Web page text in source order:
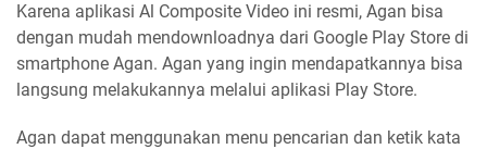
Karena aplikasi Al Composite Video ini resmi, Agan bisa
dengan mudah mendownloadnya dari Google Play Store di
smartphone Agan. Agan yang ingin mendapatkannya bisa
langsung melakukannya melalui aplikasi Play Store.
Agan dapat menggunakan menu pencarian dan ketik kata